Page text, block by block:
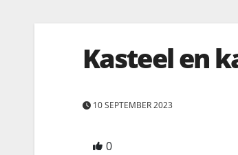
Kasteel en
10 SEPTEMBER 2023
0